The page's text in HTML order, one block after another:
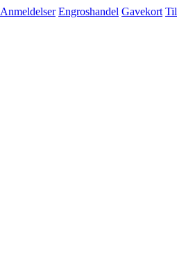
Anmeldelser Engroshandel Gavekort